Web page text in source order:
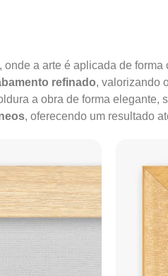
, onde a arte é aplicada de
refinado, valorizando
a obra de forma
, oferecendo um resultado